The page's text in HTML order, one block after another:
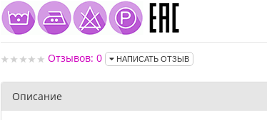
Отзывов: 0 НАПИСАТЬ ОТЗЫВ
Описание